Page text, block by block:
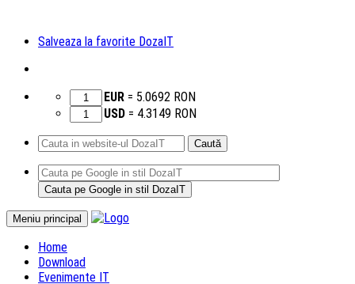
Salveaza la favorite DozaIT
EUR = 5.0692 RON
USD = 4.3149 RON
Caută
după:
Meniu principal
Sari
Home
Download
Evenimente IT